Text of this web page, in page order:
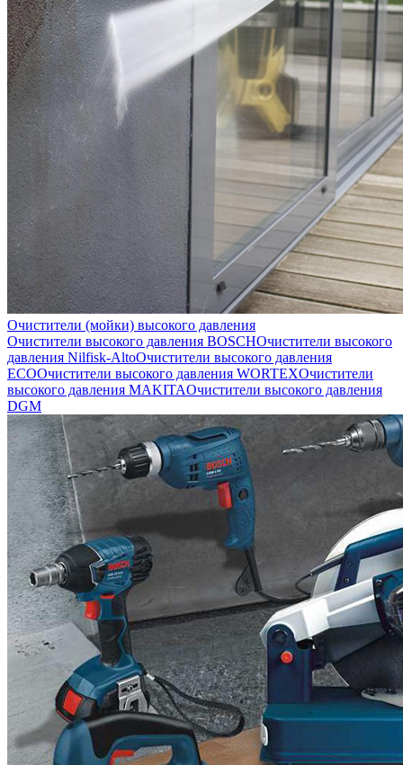
Очистители (мойки) высокого давления
Очистители высокого давления BOSCHОчистители высокого
давления Nilfisk-AltoОчистители высокого давления
ECOОчистители высокого давления WORTEXОчистители
высокого давления MAKITAОчистители высокого давления
DGM